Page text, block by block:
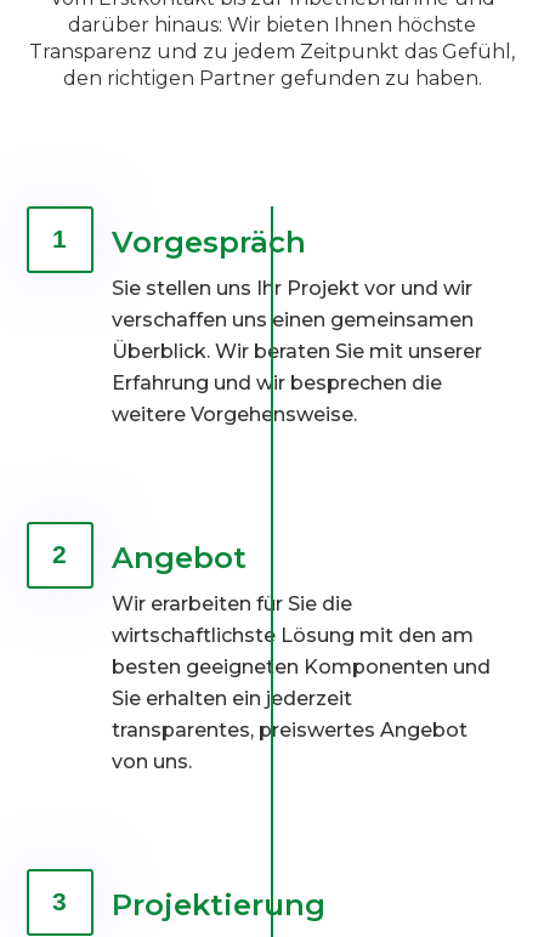
darüber hinaus: Wir bieten Ihnen höchste
Transparenz und zu jedem Zeitpunkt das Gefühl,
den richtigen Partner gefunden zu haben.
Vorgespräch
Sie stellen uns Ihr Projekt vor und wir
verschaffen uns einen gemeinsamen
Überblick. Wir beraten Sie mit unserer
Erfahrung und wir besprechen die
weitere Vorgehensweise.
1
Angebot
Wir erarbeiten für Sie die
wirtschaftlichste Lösung mit den am
besten geeigneten Komponenten und
Sie erhalten ein jederzeit
transparentes, preiswertes Angebot
von uns.
2
Projektierung
3